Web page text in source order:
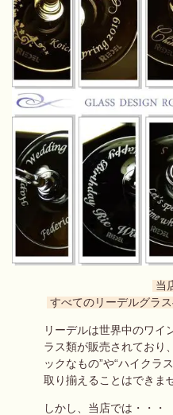
当
すべてのリーデルグラ
リーデルは世界中のワイ
ラス類が販売されており、
ックなもの”や“ハイクラ
取り揃えることはできま
しかし、当店では・・・